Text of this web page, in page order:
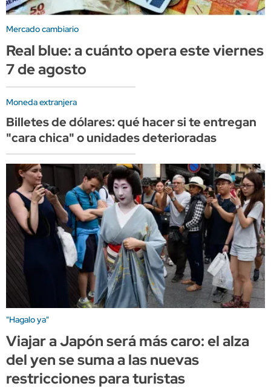
Mercado cambiario
Real blue: a cuánto opera este viernes
7 de agosto
Moneda extranjera
Billetes de dólares: qué hacer si te entregan
"cara chica" o unidades deterioradas
"Hagalo ya"
Viajar a Japón será más caro: el alza
del yen se suma a las nuevas
restricciones para turistas